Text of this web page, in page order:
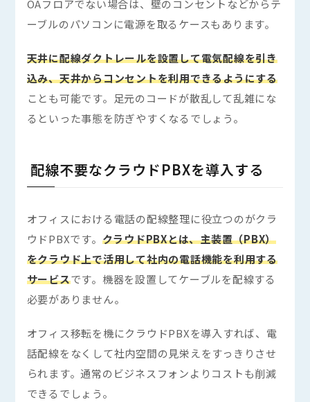
OAフロアでない場合は、壁のコンセントなどからテ
ーブルのパソコンに電源を取るケースもあります。
天井に配線ダクトレールを設置して電気配線を引き
込み、天井からコンセントを利用できるようにする
ことも可能です。足元のコードが散乱して乱雑にな
るといった事態を防ぎやすくなるでしょう。
配線不要なクラウドPBXを導入する
オフィスにおける電話の配線整理に役立つのがクラ
ウドPBXです。 クラウドPBXとは、主装置（PBX）
をクラウド上で活用して社内の電話機能を利用する
サービスです。機器を設置してケーブルを配線する
必要がありません。
オフィス移転を機にクラウドPBXを導入すれば、電
話配線をなくして社内空間の見栄えをすっきりさせ
られます。通常のビジネスフォンよりコストも削減
できるでしょう。